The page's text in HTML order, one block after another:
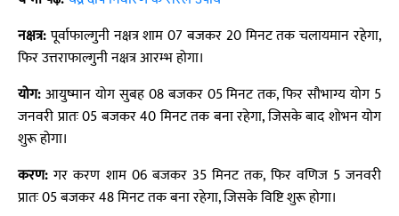
नक्षत्र:पूर्वाफाल्गुनी नक्षत्र शाम 07 बजकर 20 मिनट तक चलायमान रहेगा,
फिर उत्तराफाल्गुनी नक्षत्र आरम्भ होगा।
योग:आयुष्मान योग सुबह 08 बजकर 05 मिनट तक, फिर सौभाग्य योग 5
जनवरी प्रातः 05 बजकर 40 मिनट तक बना रहेगा, जिसके बाद शोभन योग
शुरू होगा।
करण:गर करण शाम 06 बजकर 35 मिनट तक, फिर वणिज 5 जनवरी
प्रातः 05 बजकर 48 मिनट तक बना रहेगा, जिसके विष्टि शुरू होगा।